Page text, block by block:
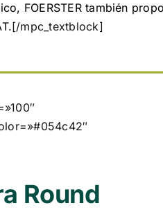
FOERSTER también
[/mpc_textblock]
Round